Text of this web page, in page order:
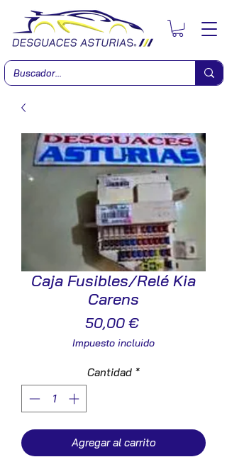
Caja Fusibles/Relé Kia
Carens
50,00 €Precio
Impuesto incluido
Cantidad *
Agregar al carrito